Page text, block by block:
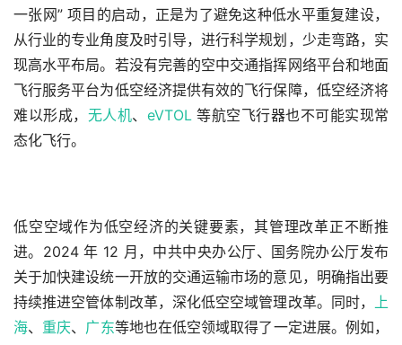
一张网” 项目的启动，正是为了避免这种低水平重复建设，
从行业的专业角度及时引导，进行科学规划，少走弯路，实
现高水平布局。若没有完善的空中交通指挥网络平台和地面
飞行服务平台为低空经济提供有效的飞行保障，低空经济将
难以形成， 无人机、 eVTOL 等航空飞行器也不可能实现常
态化飞行。
低空空域作为低空经济的关键要素，其管理改革正不断推
进。2024 年 12 月，中共中央办公厅、国务院办公厅发布
关于加快建设统一开放的交通运输市场的意见，明确指出要
持续推进空管体制改革，深化低空空域管理改革。同时， 上
海、 重庆、 广东等地也在低空领域取得了一定进展。例如，